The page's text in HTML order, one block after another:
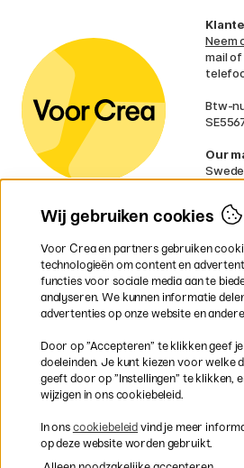
Neem
mail of
Btw-
Our
Finland
Ireland
UK
EU
gelden
Snel en veilig met
Wij gebruiken cookies
Voor Crea en partners gebruiken
technologieën om content en
functies voor sociale media aan te
analyseren. We kunnen informatie
advertenties op onze website en
Door op ”Accepteren” te klikken geef
doeleinden. Je kunt kiezen voor welke
geeft door op ”Instellingen” te klikken,
wijzigen in ons cookiebeleid.
In ons cookiebeleid vind je meer
op deze website worden gebruikt.